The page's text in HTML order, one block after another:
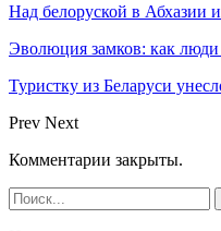
Над белоруской в Абхазии
Эволюция замков: как
Туристку из Беларуси
Prev Next
Комментарии закрыты.